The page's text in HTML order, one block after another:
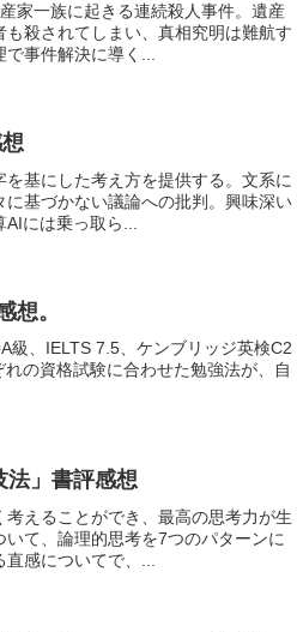
家一族に起きる連続殺人事件。遺産
殺されてしまい、真相究明は難航す
事件解決に導く...
基にした考え方を提供する。文系に
基づかない議論への批判。興味深い
には乗っ取ら...
想。
級、IELTS 7.5、ケンブリッジ英検C2
の資格試験に合わせた勉強法が、自
法」書評感想
えることができ、最高の思考力が生
て、論理的思考を7つのパターンに
感についてで、...